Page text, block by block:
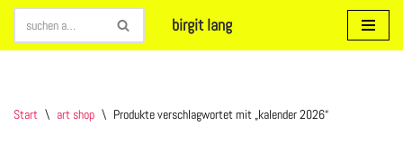
Zum
birgit lang
Start \ art shop \ Produkte verschlagwortet mit „kalender 2026“